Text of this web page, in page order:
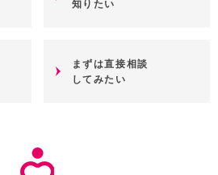
知りたい
まずは直接相談
してみたい